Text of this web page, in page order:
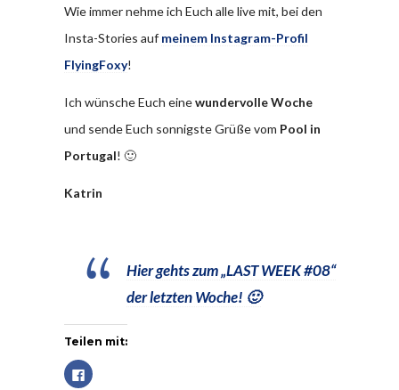
Wie immer nehme ich Euch alle live mit, bei den
Insta-Stories auf meinem Instagram-Profil
FlyingFoxy!
Ich wünsche Euch einewundervolle Woche
und sende Euch sonnigste Grüße vom Pool in
Portugal! 🙂
Katrin
Hier gehts zum „LAST WEEK #08“
der letzten Woche! 🙂
Teilen mit:
Klick,
um